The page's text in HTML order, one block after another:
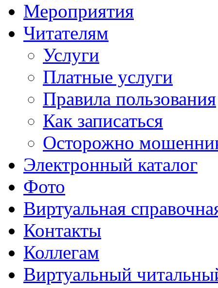
Мероприятия
Читателям
Услуги
Платные услуги
Правила пользования
Как записаться
Осторожно
Электронный каталог
Фото
Виртуальная
Контакты
Коллегам
Виртуальный